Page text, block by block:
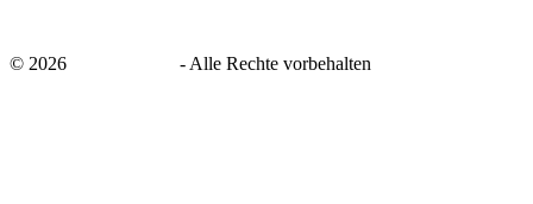
© 2026 - Alle Rechte vorbehalten